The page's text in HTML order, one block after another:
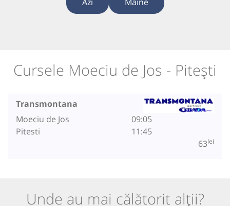
Cursele Moeciu de Jos - Pitești
Transmontana
Moeciu de Jos
Pitesti
09:05
11:45
63lei
Unde au mai călătorit alții?